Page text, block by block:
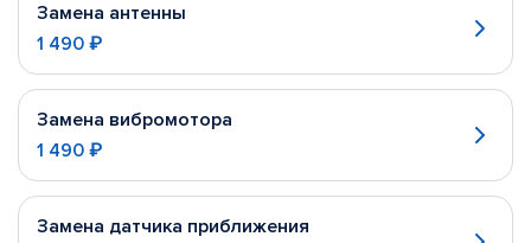
Замена антенны
1 490 ₽
Замена вибромотора
1 490 ₽
Замена датчика приближения